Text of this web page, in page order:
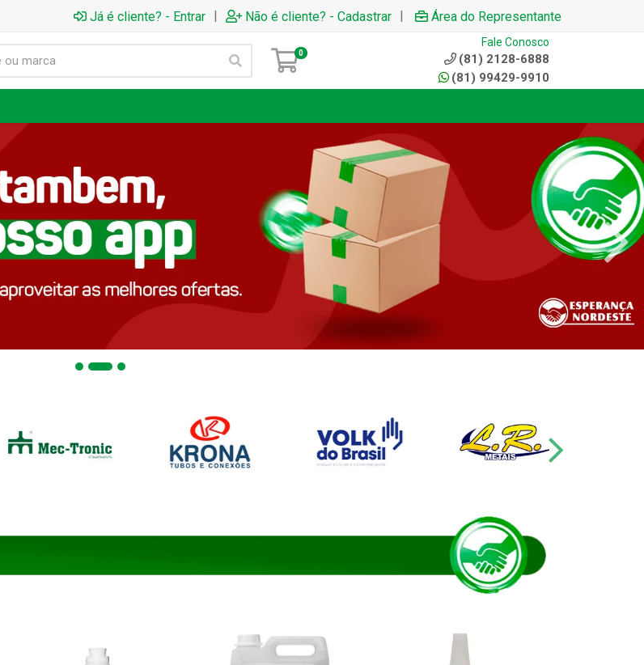
Já é cliente? - Entrar | Não é cliente? - Cadastrar | Área do Representante
0
Fale Conosco
(81) 2128-6888
(81) 99429-9910